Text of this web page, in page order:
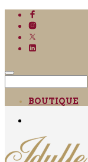
BOUTIQUE